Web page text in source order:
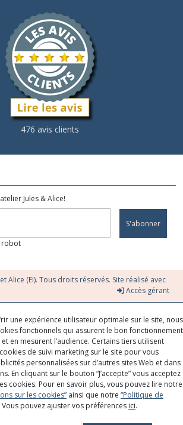
476 avis clients
Jules & Alice!
S'abonner
robot
Alice (EI). Tous droits réservés. Site réalisé avec
Accès gérant
une expérience utilisateur optimale sur le site, nous
fonctionnels qui assurent le bon fonctionnement
en mesurent l’audience. Certains tiers utilisent
de suivi marketing sur le site pour vous
personnalisées sur d’autres sites Web et dans
En cliquant sur le bouton “J’accepte” vous acceptez
cookies. Pour en savoir plus, vous pouvez lire notre
sur les cookies” ainsi que notre “Politique de
Vous pouvez ajuster vos préférences ici.